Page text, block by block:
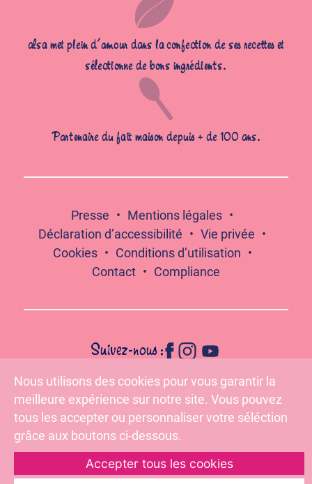
alsa met plein d’amour dans la confection de ses recettes et
sélectionne de bons ingrédients.
Partenaire du fait maison depuis + de 100 ans.
Presse
Mentions légales
Déclaration d’accessibilité
Vie privée
Cookies
Conditions d’utilisation
Contact
Compliance
Pour votre santé, évitez de grignoter entre les repas –
www.mangerbouger.fr
Suivez-nous :
Nous utilisons des cookies pour vous garantir la
meilleure expérience sur notre site. Vous pouvez
tous les accepter ou personnaliser votre séléction
grâce aux boutons ci-dessous.
Accepter tous les cookies